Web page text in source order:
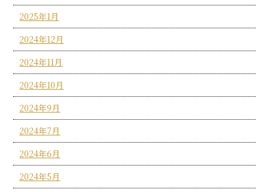
2025年1月
2024年12月
2024年11月
2024年10月
2024年9月
2024年7月
2024年6月
2024年5月